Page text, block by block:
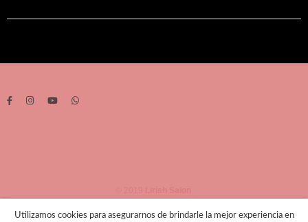
Utilizamos cookies para asegurarnos de brindarle la mejor experiencia en